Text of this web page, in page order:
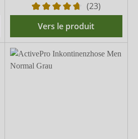
(23)
Vers le produit